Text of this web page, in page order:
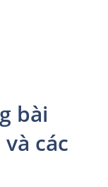
bài
các